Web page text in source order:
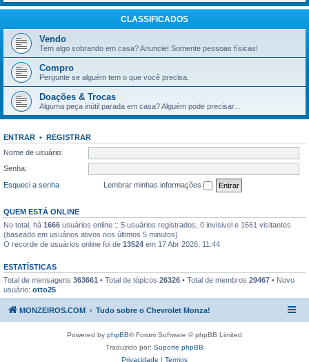
CLASSIFICADOS
Vendo
Tem algo sobrando em casa? Anuncie! Somente pessoas físicas!
Compro
Pergunte se alguém tem o que você precisa.
Doações & Trocas
Alguma peça inútil parada em casa? Alguém pode precisar...
ENTRAR • REGISTRAR
Nome de usuário:
Senha:
Esqueci a senha
Lembrar minhas informações
QUEM ESTÁ ONLINE
No total, há 1666 usuários online :: 5 usuários registrados, 0 invisivel e 1661 visitantes
(baseado em usuários ativos nos últimos 5 minutos)
O recorde de usuários online foi de 13524 em 17 Abr 2026, 11:44
ESTATÍSTICAS
Total de mensagens 363661 • Total de tópicos 26326 • Total de membros 29467 • Novo
usuário: otto25
MONZEIROS.COM Tudo sobre o Chevrolet Monza!
Powered by phpBB® Forum Software © phpBB Limited
Traduzido por: Suporte phpBB
Privacidade | Termos